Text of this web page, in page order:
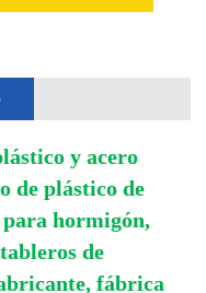
y acero
de plástico de
hormigón,
de
fábrica